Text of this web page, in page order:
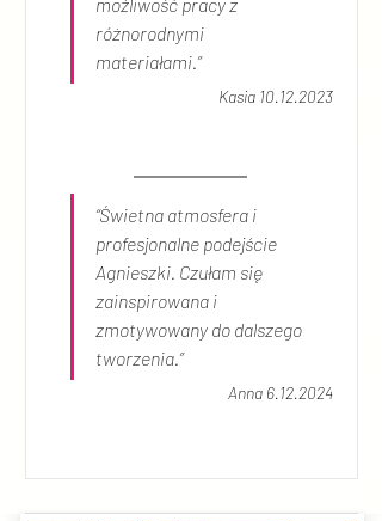
różnorodnymi
materiałami.”
Kasia 10.12.2023
“Świetna atmosfera i
profesjonalne podejście
Agnieszki. Czułam się
zainspirowana i
zmotywowany do dalszego
tworzenia.”
Anna 6.12.2024